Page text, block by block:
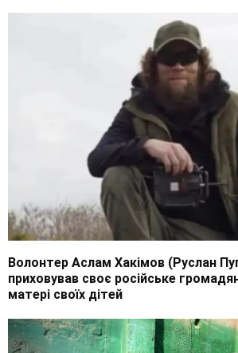
Волонтер Аслам Хакімов (Руслан
приховував своє російське
матері своїх дітей